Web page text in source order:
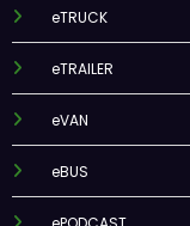
eTRUCK
eTRAILER
eVAN
eBUS